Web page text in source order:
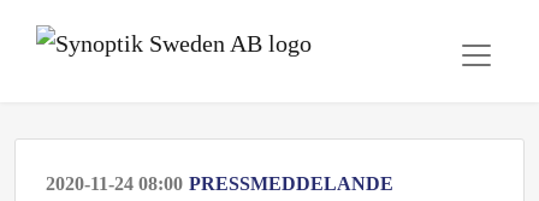
2020-11-24 08:00 PRESSMEDDELANDE